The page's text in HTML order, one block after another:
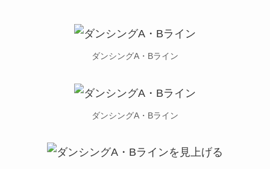
ダンシングA・Bライン
ダンシングA・Bライン